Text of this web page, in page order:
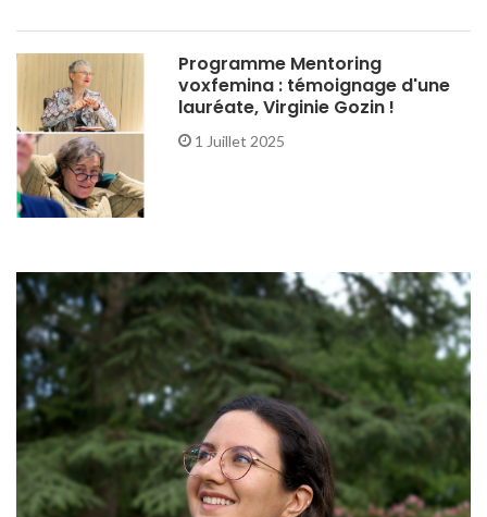
Programme Mentoring
voxfemina : témoignage d'une
lauréate, Virginie Gozin !
1 Juillet 2025